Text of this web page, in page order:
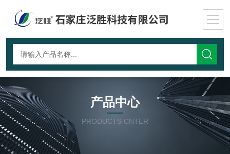
产品中心
PRODUCTS CNTER